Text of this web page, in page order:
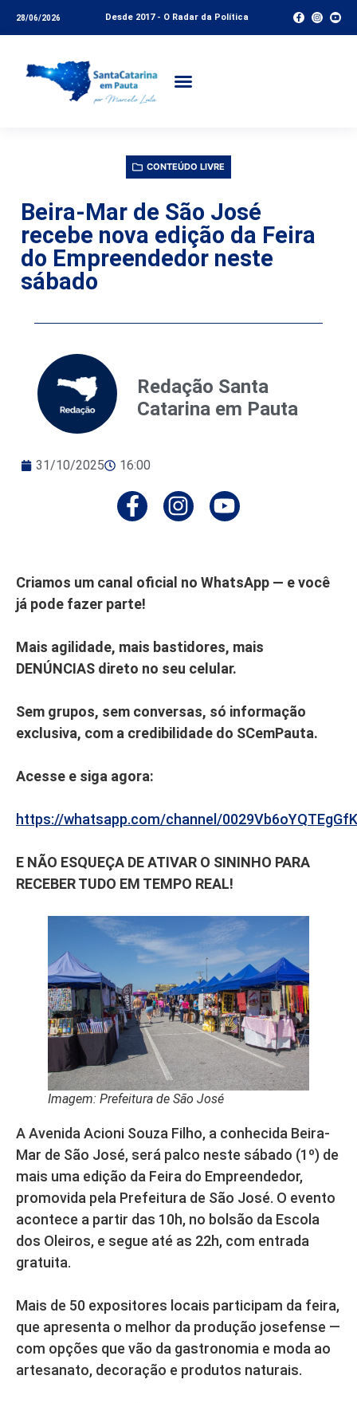
28/06/2026 Desde 2017 - O Radar da Política
CONTEÚDO LIVRE
Beira-Mar de São José
recebe nova edição da Feira
do Empreendedor neste
sábado
Redação Santa
Catarina em Pauta
31/10/2025 16:00
Criamos um canal oficial no WhatsApp — e você
já pode fazer parte!
Mais agilidade, mais bastidores, mais
DENÚNCIAS direto no seu celular.
Sem grupos, sem conversas, só informação
exclusiva, com a credibilidade do SCemPauta.
Acesse e siga agora:
https://whatsapp.com/channel/
E NÃO ESQUEÇA DE ATIVAR O SININHO PARA
RECEBER TUDO EM TEMPO REAL!
Imagem: Prefeitura de São José
A Avenida Acioni Souza Filho, a conhecida Beira-
Mar de São José, será palco neste sábado (1º) de
mais uma edição da Feira do Empreendedor,
promovida pela Prefeitura de São José. O evento
acontece a partir das 10h, no bolsão da Escola
dos Oleiros, e segue até as 22h, com entrada
gratuita.
Mais de 50 expositores locais participam da feira,
que apresenta o melhor da produção josefense —
com opções que vão da gastronomia e moda ao
artesanato, decoração e produtos naturais.